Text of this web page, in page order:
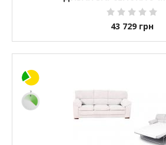
43 729 грн